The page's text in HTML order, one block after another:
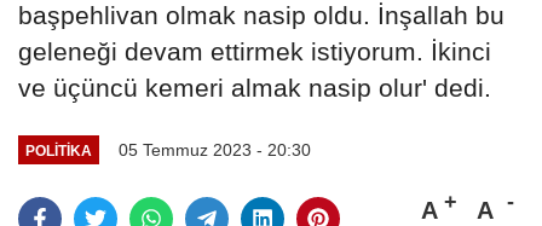
başpehlivan olmak nasip oldu. İnşallah bu
geleneği devam ettirmek istiyorum. İkinci
ve üçüncü kemeri almak nasip olur' dedi.
POLITIKA 05 Temmuz 2023 - 20:30
A A